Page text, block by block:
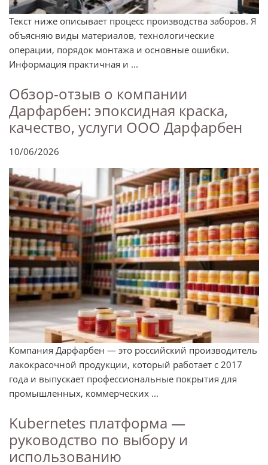
Текст ниже описывает процесс производства заборов. Я
объясняю виды материалов, технологические
операции, порядок монтажа и основные ошибки.
Информация практичная и ...
Обзор-отзыв о компании
Дарфарбен: эпоксидная краска,
качество, услуги ООО Дарфарбен
10/06/2026
Компания Дарфарбен — это российский производитель
лакокрасочной продукции, который работает с 2017
года и выпускает профессиональные покрытия для
промышленных, коммерческих ...
Kubernetes платформа —
руководство по выбору и
использованию